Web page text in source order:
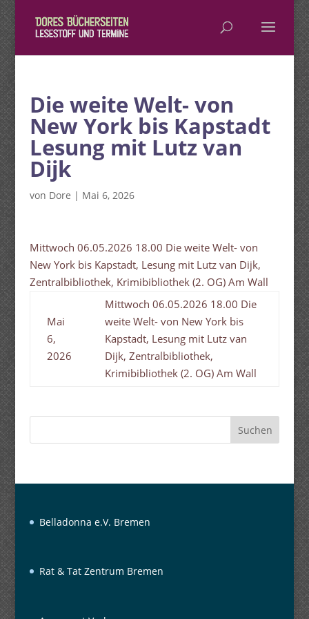
Die weite Welt- von
New York bis Kapstadt
Lesung mit Lutz van
Dijk
von Dore | Mai 6, 2026
Mittwoch 06.05.2026 18.00 Die weite Welt- von
New York bis Kapstadt, Lesung mit Lutz van Dijk,
Zentralbibliothek, Krimibibliothek (2. OG) Am Wall
Mai
6,
2026
Mittwoch 06.05.2026 18.00 Die
weite Welt- von New York bis
Kapstadt, Lesung mit Lutz van
Dijk, Zentralbibliothek,
Krimibibliothek (2. OG) Am Wall
Suchen
Belladonna e.V. Bremen
Rat & Tat Zentrum Bremen